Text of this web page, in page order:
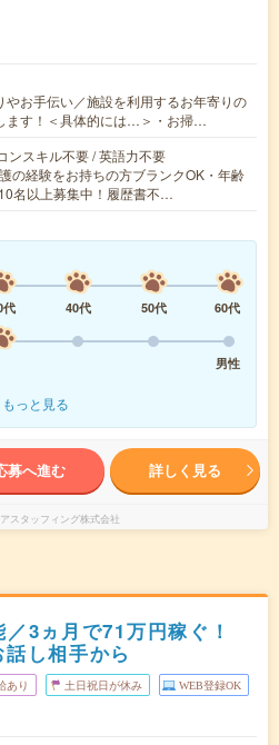
やお手伝い／施設を利用するお年寄りの
ます！＜具体的には…＞・お掃…
ンスキル不要 / 英語力不要
の経験をお持ちの方ブランクOK・年齢
名以上募集中！履歴書不…
代 40代 50代
60代
男性
もっと見る
募へ進む 詳しく見る
スタッフィング株式会社
3ヵ月で71万円稼ぐ！
し相手から
あり 土日祝日が休み WEB登録OK